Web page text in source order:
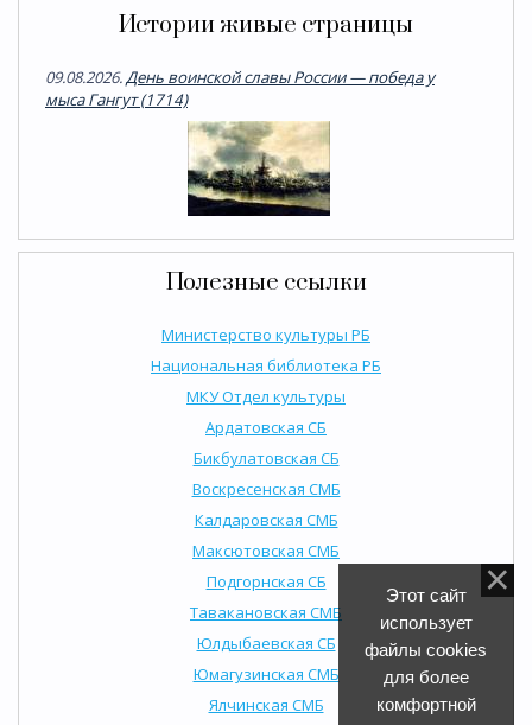
Истории живые страницы
09.08.2026.День воинской славы России — победа у
мыса Гангут (1714)
Полезные ссылки
Министерство культуры РБ
Национальная библиотека РБ
МКУ Отдел культуры
Ардатовская СБ
Бикбулатовская СБ
Воскресенская СМБ
Калдаровская СМБ
Максютовская СМБ
Подгорнская СБ
Тавакановская СМБ
Юлдыбаевская СБ
Юмагузинская СМБ
Ялчинская СМБ
Этот сайт
использует
файлы cookies
для более
комфортной